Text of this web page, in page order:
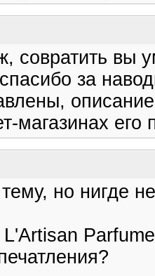
совратить вы
за
магазинах
но нигде